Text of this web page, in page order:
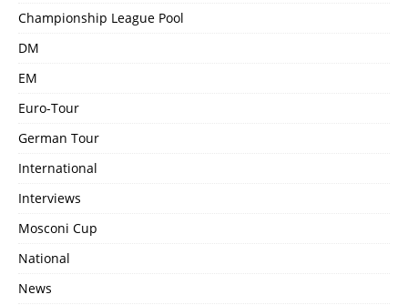
Championship League Pool
DM
EM
Euro-Tour
German Tour
International
Interviews
Mosconi Cup
National
News